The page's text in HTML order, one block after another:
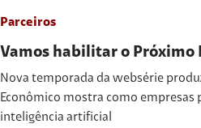
Parceiros
Vamos habilitar o Próximo
Nova temporada da websérie
Econômico mostra como empresas
inteligência artificial